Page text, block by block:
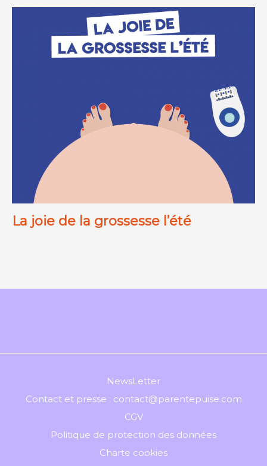
La joie de la grossesse l’été
NewsLetter
Contact et presse : contact@parentepuise.com
CGV
Politique de protection des données
Charte cookies